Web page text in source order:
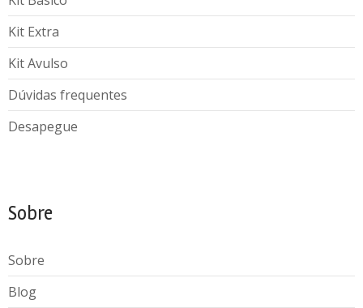
Kit Extra
Kit Avulso
Dúvidas frequentes
Desapegue
Sobre
Sobre
Blog